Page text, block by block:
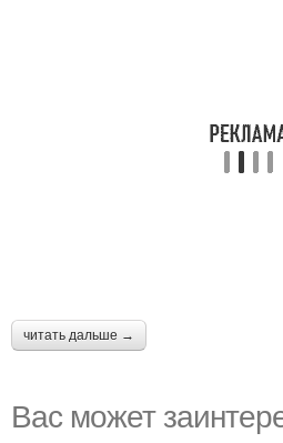
читать дальше →
Вас может